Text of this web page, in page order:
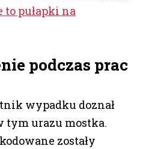
to pułapki na
podczas prac
wypadku doznał
tym urazu mostka.
zostały